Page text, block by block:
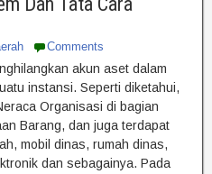
Comments
akun aset dalam
instansi. Seperti diketahui,
Organisasi di bagian
Barang, dan juga terdapat
mobil dinas, rumah dinas,
dan sebagainya. Pada